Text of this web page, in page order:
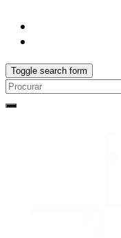
Toggle search form
Search